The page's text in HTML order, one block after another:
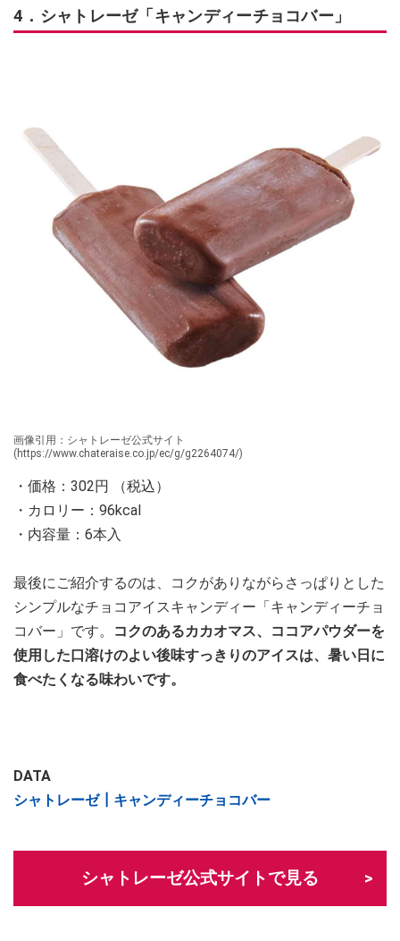
4．シャトレーゼ「キャンディーチョコバー」
画像引用：シャトレーゼ公式サイト
(https://www.chateraise.co.jp/ec/g/g2264074/)
・価格：302円 （税込）
・カロリー：96kcal
・内容量：6本入
最後にご紹介するのは、コクがありながらさっぱりとした
シンプルなチョコアイスキャンディー「キャンディーチョ
コバー」です。
コクのあるカカオマス、ココアパウダーを
使用した口溶けのよい後味すっきりのアイスは、暑い日に
食べたくなる味わいです。
DATA
シャトレーゼ┃キャンディーチョコバー
シャトレーゼ公式サイトで見る